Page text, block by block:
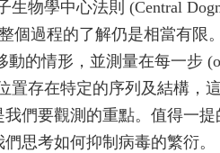
物學中心法則 (Central
個過程的了解仍是相當有限
的情形，並測量在每一步
存在特定的序列及結構，
們要觀測的重點。值得一
思考如何抑制病毒的繁衍。